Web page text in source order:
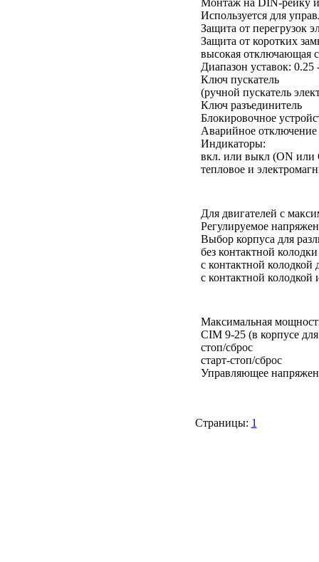
Монтаж на DIN-рейку
Используется для
Защита от перегрузок
Защита от коротких
высокая отключающая
Диапазон уставок: 0.25
Ключ пускатель
(ручной пускатель
Ключ разъединитель
Блокировочное
Аварийное
Индикаторы:
вкл. или выкл (ON или
тепловое и
Для двигателей с
Регулируемое
Выбор корпуса для
без контактной
с контактной колодкой
с контактной колодкой
Максимальная
CIM 9-25 (в корпусе
стоп/сброс
старт-стоп/сброс
Управляющее
Страницы: 1